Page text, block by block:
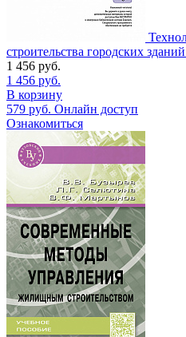
строительства городских
1 456 руб.
1 456 руб.
В корзину
579 руб. Онлайн доступ
Ознакомиться